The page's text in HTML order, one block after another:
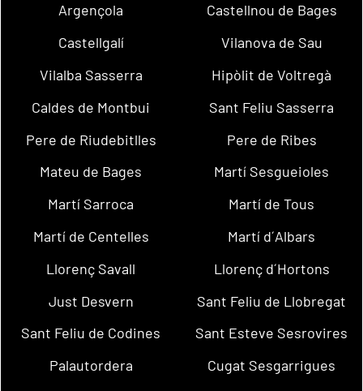
Argençola
Castellnou de Bages
Castellgalí
Vilanova de Sau
Vilalba Sasserra
Hipòlit de Voltregà
Caldes de Montbui
Sant Feliu Sasserra
Pere de Riudebitlles
Pere de Ribes
Mateu de Bages
Martí Sesgueioles
Martí Sarroca
Martí de Tous
Martí de Centelles
Martí d´Albars
Llorenç Savall
Llorenç d´Hortons
Just Desvern
Sant Feliu de Llobregat
Sant Feliu de Codines
Sant Esteve Sesrovires
Palautordera
Cugat Sesgarrigues